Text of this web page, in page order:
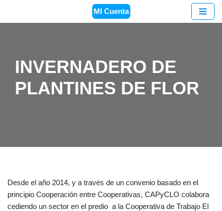
MI Cuenta
INVERNADERO DE
PLANTINES DE FLOR
Desde el año 2014, y a través de un convenio basado en el
principio Cooperación entre Cooperativas, CAPyCLO colabora
cediendo un sector en el predio a la Cooperativa de Trabajo El